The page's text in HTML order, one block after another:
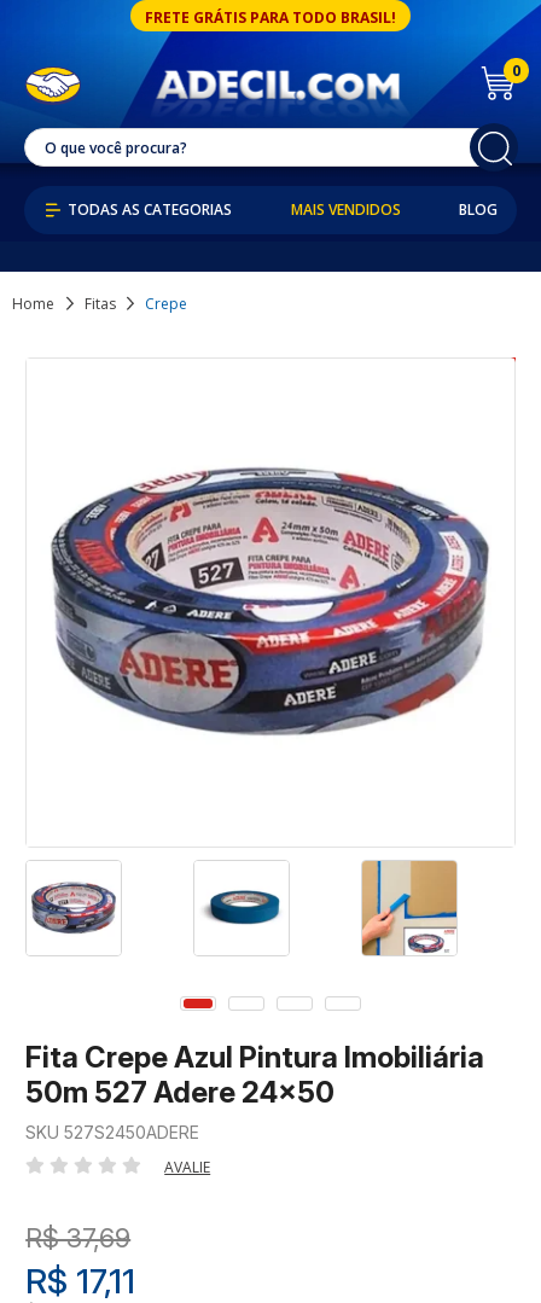
FRETE GRÁTIS PARA TODO BRASIL!
0
MAIS VENDIDOS BLOG
Home Fitas Crepe
Fita Crepe Azul Pintura Imobiliária
50m 527 Adere 24x50
SKU 527S2450ADERE
AVALIE
R$ 37,69
R$ 17,11